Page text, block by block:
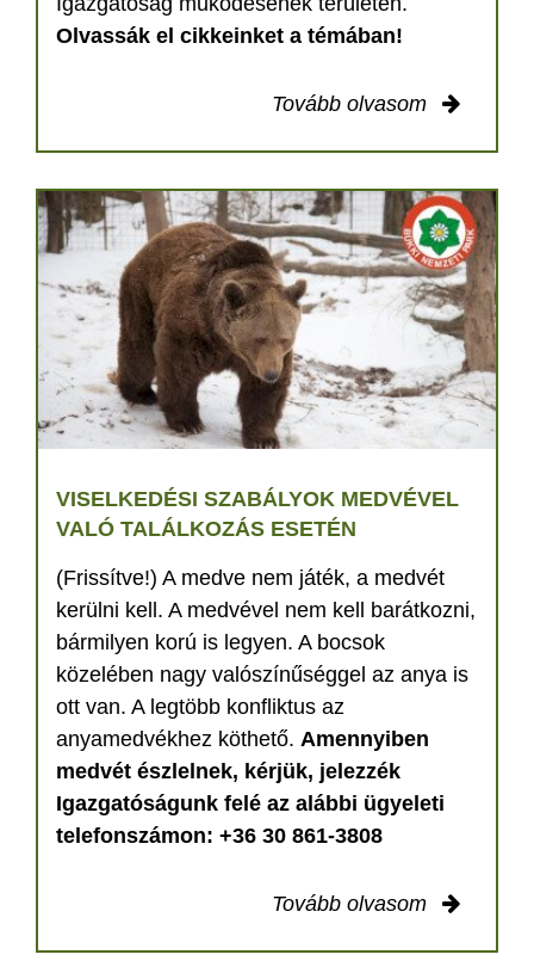
Olvassák el cikkeinket a témában!
Tovább olvasom
VISELKEDÉSI SZABÁLYOK MEDVÉVEL
VALÓ TALÁLKOZÁS ESETÉN
(Frissítve!) A medve nem játék, a medvét
kerülni kell. A medvével nem kell barátkozni,
bármilyen korú is legyen. A bocsok
közelében nagy valószínűséggel az anya is
ott van. A legtöbb konfliktus az
anyamedvékhez köthető. Amennyiben
medvét észlelnek, kérjük, jelezzék
Igazgatóságunk felé az alábbi ügyeleti
telefonszámon: +36 30 861-3808
Tovább olvasom